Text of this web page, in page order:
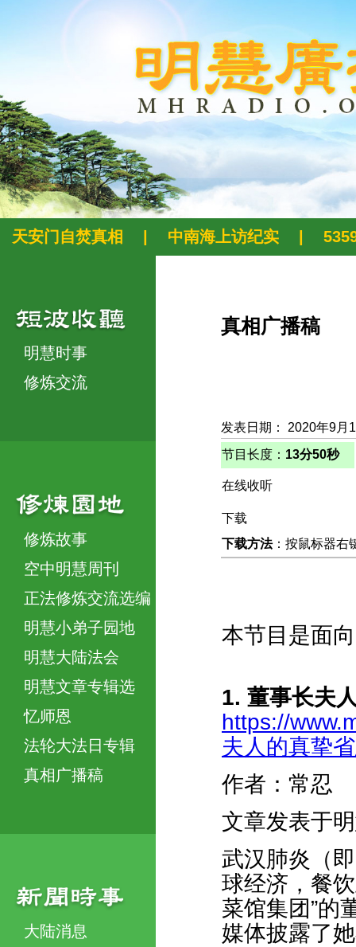
天安门自焚真相 中南海上访纪实
明慧时事
修炼交流
修炼故事
空中明慧周刊
正法修炼交流选编
明慧小弟子园地
明慧大陆法会
明慧文章专辑选
忆师恩
法轮大法日专辑
真相广播稿
大陆消息
真相广播稿
发表日期： 2020年9月
节目长度： 13分50秒
在线收听
下载
下载方法：按鼠标器右
本节目是面
1. 董事长夫
https://
夫人的真挚
作者：常忍
文章发表于
武汉肺炎（
球经济，餐
菜馆集团”的
媒体披露了